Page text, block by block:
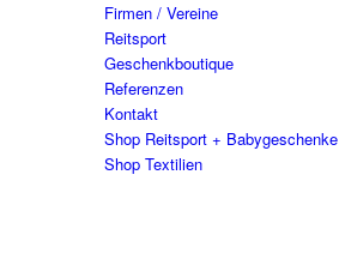
Firmen / Vereine
Reitsport
Geschenkboutique
Referenzen
Kontakt
Shop Reitsport + Babygeschenke
Shop Textilien